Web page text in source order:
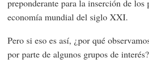
preponderante para la inserción de los
economía mundial del siglo XXI.
Pero si eso es así, ¿por qué
por parte de algunos grupos de